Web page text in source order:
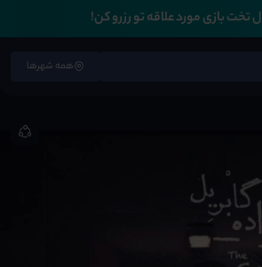
تخت بازی مورد علاقه تو رزرو کن!
همه شهرها